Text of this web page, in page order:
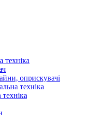
техніка
оприскувачі
техніка